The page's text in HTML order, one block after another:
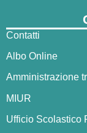
Contatti
Albo Online
Amministrazione
MIUR
Ufficio Scolastico